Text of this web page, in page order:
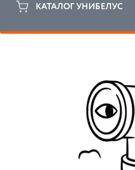
КАТАЛОГ УНИБЕЛУС